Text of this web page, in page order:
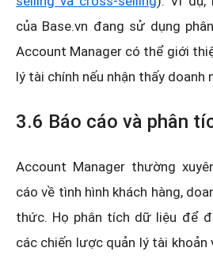
của Base.vn đang sử dụng
Account Manager có thể giới
lý tài chính nếu nhận thấy doanh
3.6 Báo cáo và phân
Account Manager thường
cáo về tình hình khách hàng,
thức. Họ phân tích dữ liệu để
các chiến lược quản lý tài khoản